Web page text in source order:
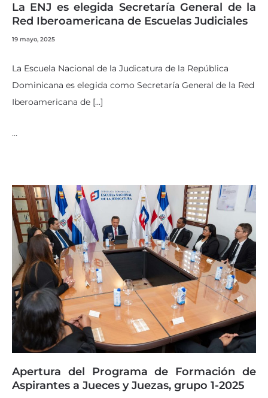
La ENJ es elegida Secretaría General de la
Red Iberoamericana de Escuelas Judiciales
19 mayo, 2025
La Escuela Nacional de la Judicatura de la República
Dominicana es elegida como Secretaría General de la Red
Iberoamericana de […]
…
Apertura del Programa de Formación de
Aspirantes a Jueces y Juezas, grupo 1-2025